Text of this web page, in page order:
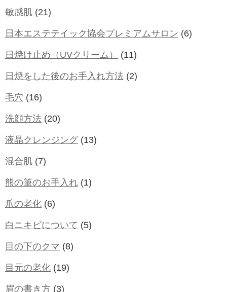
敏感肌 (21)
日本エステテイック協会プレミアムサロン (6)
日焼け止め（UVクリーム） (11)
日焼をした後のお手入れ方法 (2)
毛穴 (16)
洗顔方法 (20)
液晶クレンジング (13)
混合肌 (7)
熊の筆のお手入れ (1)
爪の老化 (6)
白ニキビについて (5)
目の下のクマ (8)
目元の老化 (19)
眉の書き方 (3)